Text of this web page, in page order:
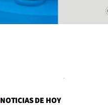
NOTICIAS DE HOY